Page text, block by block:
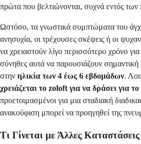
πρώτα που βελτιώνονται, συχνά εντός
Ωστόσο, τα γνωστικά συμπτώματα του
ανησυχία, οι τρέχουσες σκέψεις ή οι
να χρειαστούν λίγο περισσότερο χρόνο
σύνηθες αυτά να παρουσιάζουν
στην ηλικία των 4 έως 6 εβδομάδων.
χρειάζεται το zoloft για να δράσει για το
προετοιμασμένοι για μια σταδιακή
ανακούφιση μπορεί να προηγηθεί της
Τι Γίνεται με Άλλες